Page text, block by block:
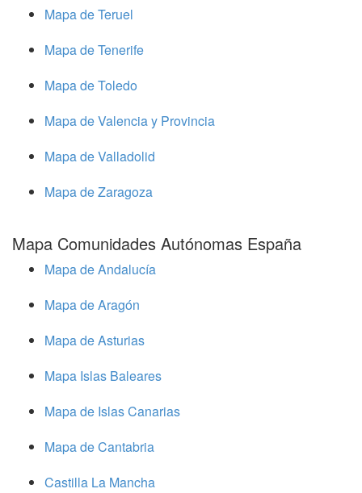
Mapa de Teruel
Mapa de Tenerife
Mapa de Toledo
Mapa de Valencia y Provincia
Mapa de Valladolid
Mapa de Zaragoza
Mapa Comunidades Autónomas España
Mapa de Andalucía
Mapa de Aragón
Mapa de Asturias
Mapa Islas Baleares
Mapa de Islas Canarias
Mapa de Cantabria
Castilla La Mancha